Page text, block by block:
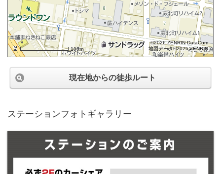
100m
©2026 ZENRIN DataCom
地図データ©2026 ZENRIN
現在地からの徒歩ルート
ステーションフォトギャラリー